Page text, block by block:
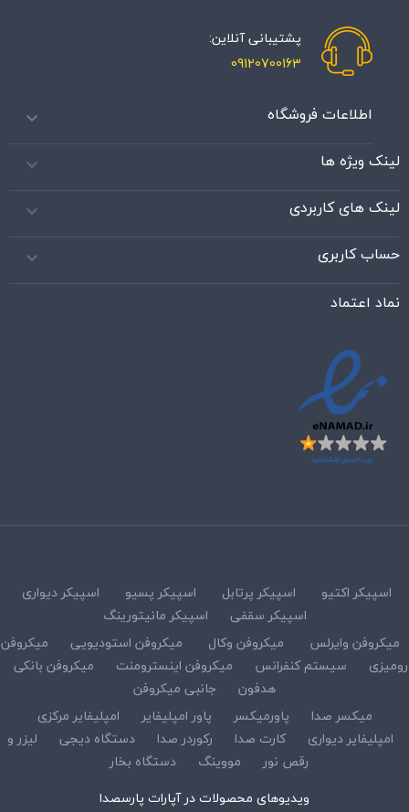
پشتیبانی آنلاین:
09120700163
اطلاعات فروشگاه 
لینک ویژه ها 
لینک های کاربردی 
حساب کاربری 
نماد اعتماد
اسپیکر اکتیو اسپیکر پرتابل اسپیکر پسیو
اسپیکر دیواری
اسپیکر سقفی
اسپیکر مانیتورینگ
میکروفن وایرلس
میکروفن وکال میکروفن استودیویی
میکروفن
رومیزی
سیستم کنفرانس میکروفن اینسترومنت
میکروفن بانکی
هدفون
جانبی میکروفن
میکسر صدا
پاورمیکسر پاور امپلیفایر
امپلیفایر مرکزی
امپلیفایر دیواری
کارت صدا رکوردر صدا دستگاه دیجی
لیزر و
رقص نور
مووینگ
دستگاه بخار
ویدیوهای محصولات در آپارات پارسصدا